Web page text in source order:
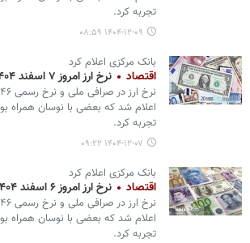
تجربه کرد.
۱۴۰۴-۱۲-۰۹ ۰۸:۵۹
بانک مرکزی اعلام کرد
اقتصاد نرخ ارز امروز ۷ اسفند ۱۴۰۴ + قیمت یورو
اعلام شد که بعضی با نوسان همراه
تجربه کرد.
۱۴۰۴-۱۲-۰۷ ۰۹:۲۲
بانک مرکزی اعلام کرد
اقتصاد نرخ ارز امروز ۶ اسفند ۱۴۰۴ + قیمت یورو
اعلام شد که بعضی با نوسان همراه
تجربه کرد.